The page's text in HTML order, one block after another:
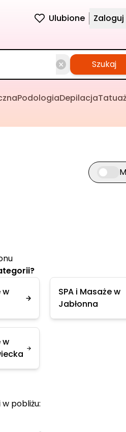
Ulubione Zaloguj
Szukaj
PodologiaDepilacja
w
SPA i Masaże w
Jabłonna
w
pobliżu: